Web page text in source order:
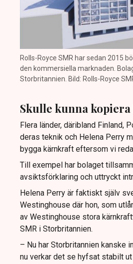
Rolls-Royce SMR har sedan 2015
den kommersiella marknaden.
Storbritannien. Bild: Rolls-Royce
Skulle kunna
Flera länder, däribland Finland,
deras teknik och Helena Perry
bygga kärnkraft eftersom vi
Till exempel har bolaget
avsiktsförklaring och uttryckt
Helena Perry är faktiskt själv
Westinghouse där hon, som
av Westinghouse stora
SMR i Storbritannien.
– Nu har Storbritannien kanske
nu verkar det se hyfsat stabilt